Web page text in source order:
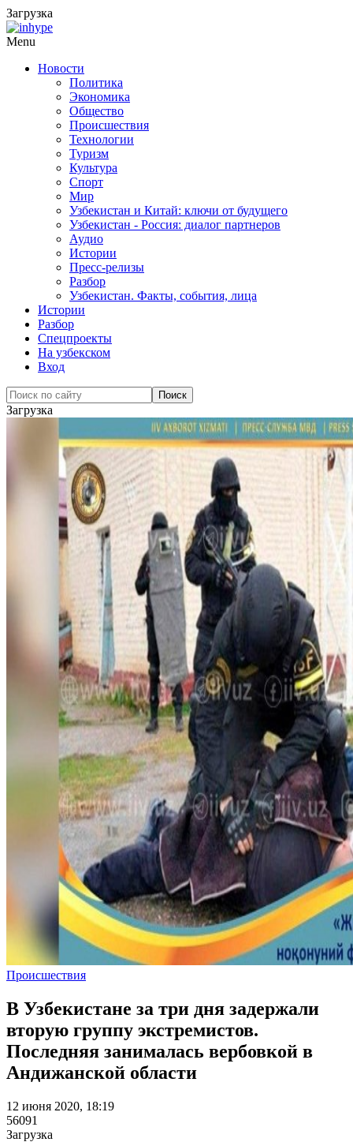
Загрузка
Menu
Новости
Политика
Экономика
Общество
Происшествия
Технологии
Туризм
Культура
Спорт
Мир
Узбекистан и Китай: ключи от будущего
Узбекистан - Россия: диалог партнеров
Аудио
Истории
Пресс-релизы
Разбор
Узбекистан. Факты, события, лица
Истории
Разбор
Спецпроекты
На узбекском
Вход
Загрузка
Происшествия
В Узбекистане за три дня задержали
вторую группу экстремистов.
Последняя занималась вербовкой в
Андижанской области
12 июня 2020, 18:19
56091
Загрузка